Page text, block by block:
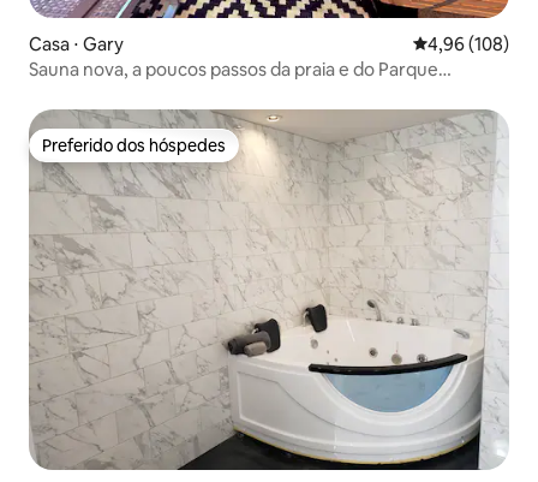
Casa ⋅ Gary 4,96 de uma
4,96 (108)
Sauna nova, a poucos passos da praia e do Parque
Preferido dos hóspedes
Preferido dos hóspedes